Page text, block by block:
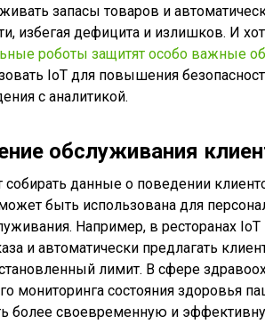
запасы товаров и
избегая дефицита и излишков. И
роботы защитят особо важные
IoT для повышения
с аналитикой.
обслуживания
собирать данные о поведении
быть использована для
Например, в ресторанах
и автоматически предлагать
лимит. В сфере
мониторинга состояния здоровья
более своевременную и